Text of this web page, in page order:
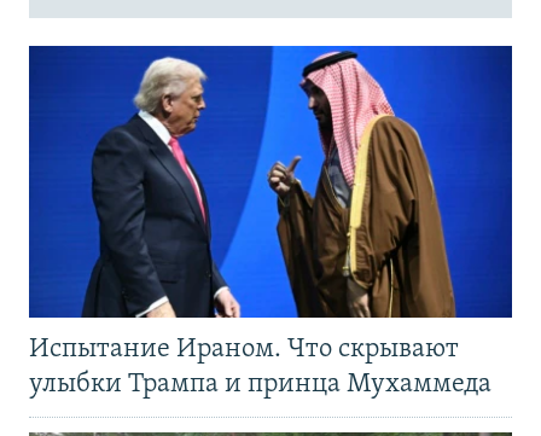
Испытание Ираном. Что скрывают
улыбки Трампа и принца Мухаммеда